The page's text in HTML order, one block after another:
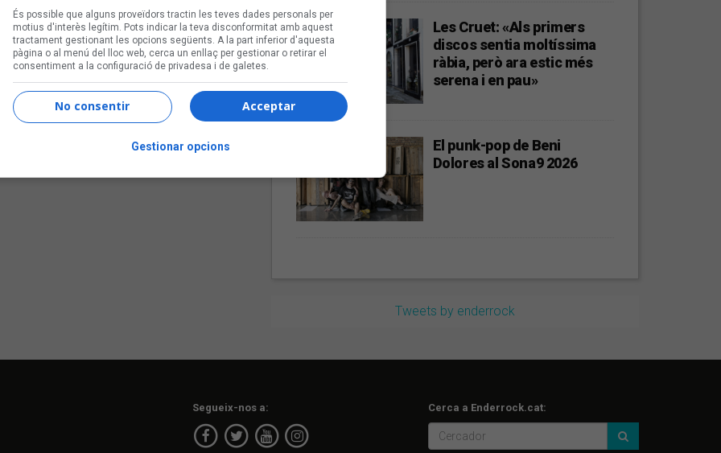
Les Cruet: «Als primers
discos sentia moltíssima
ràbia, però ara estic més
serena i en pau»
El punk-pop de Beni
Dolores al Sona9 2026
Tweets by enderrock
Segueix-nos a: Cerca a Enderrock.cat:
És possible que alguns proveïdors tractin les teves dades personals per
motius d'interès legítim. Pots indicar la teva disconformitat amb aquest
tractament gestionant les opcions següents. A la part inferior d'aquesta
pàgina o al menú del lloc web, cerca un enllaç per gestionar o retirar el
consentiment a la configuració de privadesa i de galetes.
Acceptar
No consentir
Gestionar opcions